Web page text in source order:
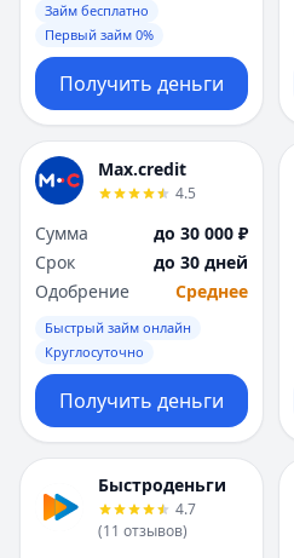
Займ бесплатно
Первый займ 0%
Получить деньги
Max.credit
4.5
Сумма
до 30 000 ₽
Срок
до 30 дней
Одобрение
Среднее
Быстрый займ онлайн
Круглосуточно
Получить деньги
Быстроденьги
4.7
(11 отзывов)